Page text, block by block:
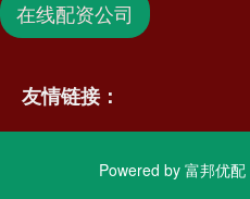
在线配资公司
友情链接：
Powered by 富邦优配